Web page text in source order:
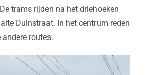
trams rijden na het driehoeken
Duinstraat. In het centrum reden
routes.